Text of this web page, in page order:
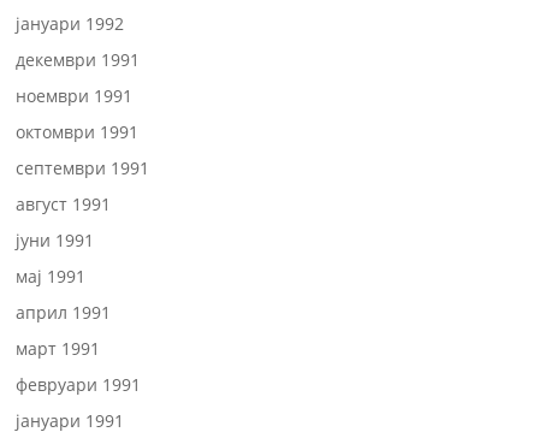
јануари 1992
декември 1991
ноември 1991
октомври 1991
септември 1991
август 1991
јуни 1991
мај 1991
април 1991
март 1991
февруари 1991
јануари 1991